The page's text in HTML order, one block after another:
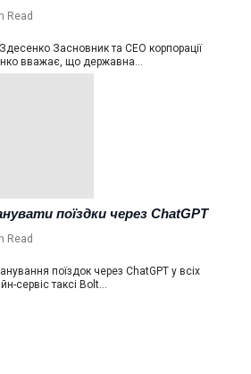
Read
Засновник та СЕО корпорації
вважає, що державна…
поїздки через ChatGPT
Read
поїздок через ChatGPT у всіх
сервіс таксі Bolt…